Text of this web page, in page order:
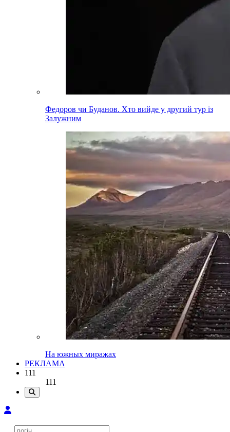
Федоров чи Буданов. Хто вийде у другий тур із
Залужним
На южных миражах
РЕКЛАМА
111
111